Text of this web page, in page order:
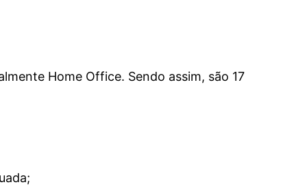
Home Office. Sendo assim, são 17